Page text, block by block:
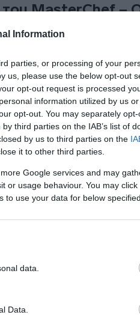
Information
parties, or processing of your
us, please use the below opt-out
opt-out request is processed
information utilized by us
opt-out. You may separately
third parties on the IAB’s list of
by us to third parties on the
it to other third parties.
Google services and may
or usage behaviour. You may
to use your data for below
data.
Data.
του MasterChef –
σπόντες από
οι κριτές είχαν πολλά να
αγχώνει
ταβάνι
Τετάρτη